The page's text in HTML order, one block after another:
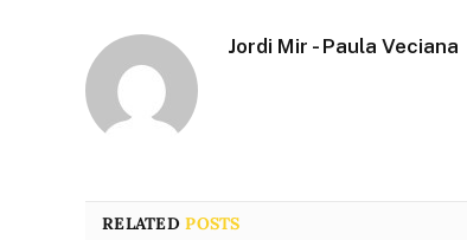
Jordi Mir - Paula Veciana
RELATEDPOSTS